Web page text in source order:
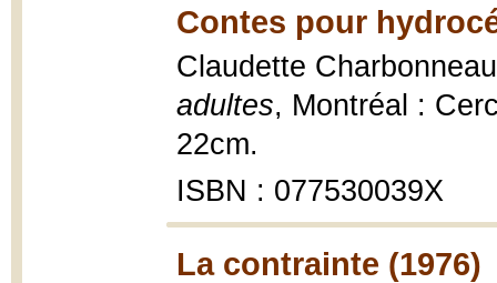
Contes pour
Claudette
adultes, Montréal :
22cm.
ISBN : 077530039X
La contrainte (1976)